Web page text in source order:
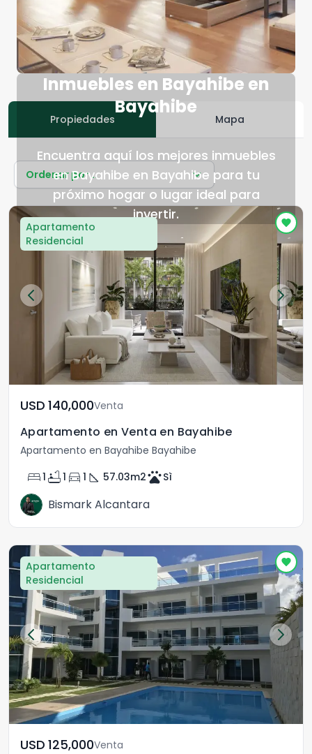
Inmuebles en Bayahibe en
Bayahibe
Encuentra aquí los mejores inmuebles
en Bayahibe en Bayahibe para tu
próximo hogar o lugar ideal para
invertir.
Propiedades Mapa
Ordenar por...
Apartamento
Residencial
USD	140,000Venta
Apartamento en Venta en Bayahibe
Apartamento en Bayahibe Bayahibe
bed1 bathtub1 directions_car 1 square_foot 57.03m2petsSì
Bismark Alcantara
Apartamento
Residencial
USD	125,000Venta